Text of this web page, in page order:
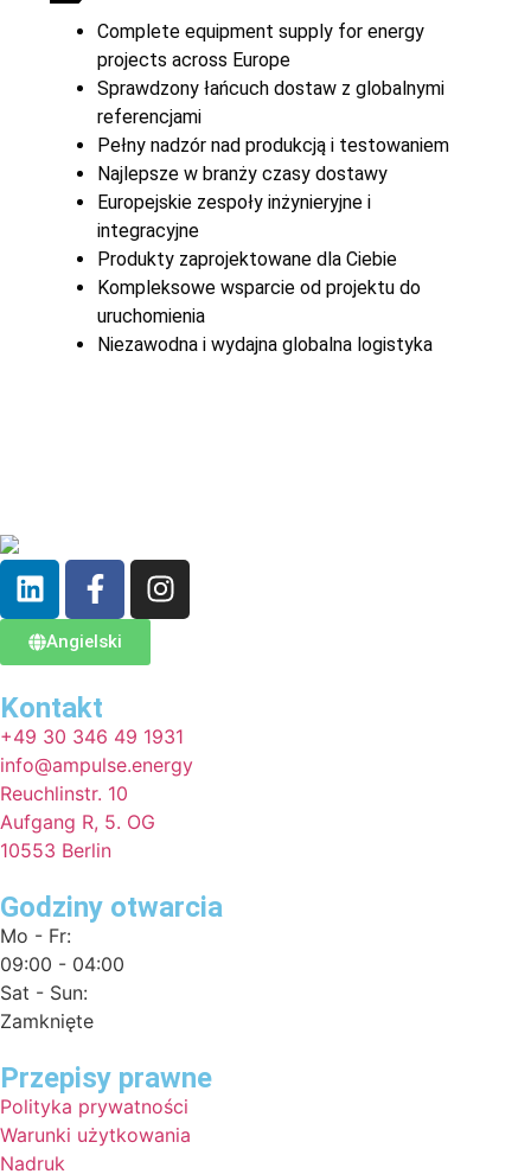
Complete equipment supply for energy
projects across Europe
Sprawdzony łańcuch dostaw z globalnymi
referencjami
Pełny nadzór nad produkcją i testowaniem
Najlepsze w branży czasy dostawy
Europejskie zespoły inżynieryjne i
integracyjne
Produkty zaprojektowane dla Ciebie
Kompleksowe wsparcie od projektu do
uruchomienia
Niezawodna i wydajna globalna logistyka
Angielski
Kontakt
+49 30 346 49 1931
info@ampulse.energy
Reuchlinstr. 10
Aufgang R, 5. OG
10553 Berlin
Godziny otwarcia
Mo - Fr:
09:00 - 04:00
Sat - Sun:
Zamknięte
Przepisy prawne
Polityka prywatności
Warunki użytkowania
Nadruk